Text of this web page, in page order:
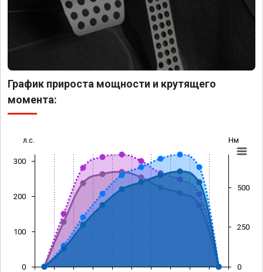
График прироста мощности и крутящего
момента:
л.с. Нм
0
100
200
300
0
250
500